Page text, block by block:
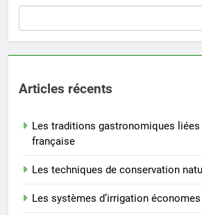
Articles récents
Les traditions gastronomiques liées
française
Les techniques de conservation
Les systèmes d’irrigation